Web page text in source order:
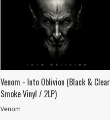
Venom - Into Oblivion (Black & Clear
Smoke Vinyl / 2LP)
Venom